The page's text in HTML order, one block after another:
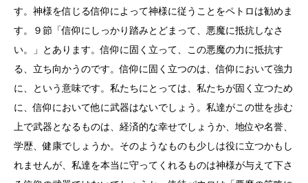
す。神様を信じる信仰によって神様に従うことをペトロは勧めま
す。９節「信仰にしっかり踏みとどまって、悪魔に抵抗しなさ
い。」とあります。信仰に固く立って、この悪魔の力に抵抗す
る、立ち向かうのです。信仰に固く立つのは、信仰において強力
に、という意味です。私たちにとっては、私たちが固く立つため
に、信仰において他に武器はないでしょう。私達がこの世を歩む
上で武器となるものは、経済的な幸せでしょうか、地位や名誉、
学歴、健康でしょうか。そのようなものも少しは役に立つかもし
れませんが、私達を本当に守ってくれるものは神様が与えて下さ